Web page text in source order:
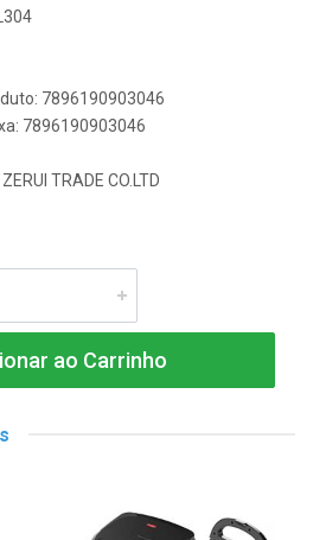
7896190903046
7896190903046
TRADE CO.LTD
ao Carrinho